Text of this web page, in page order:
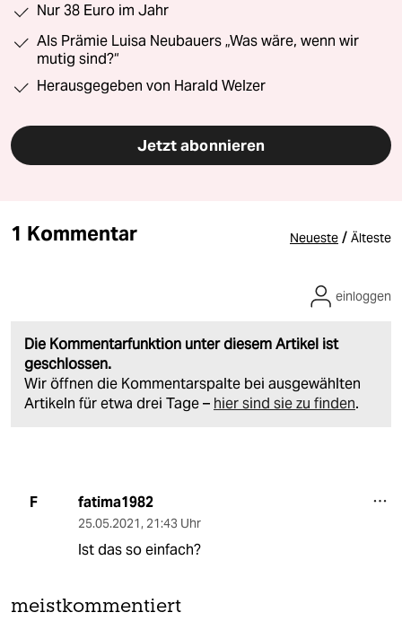
Nur 38 Euro im Jahr
Als Prämie Luisa Neubauers „Was wäre, wenn wir
mutig sind?“
Herausgegeben von Harald Welzer
Jetzt abonnieren
1 Kommentar Neueste / Älteste
Die Kommentarfunktion unter diesem Artikel ist
geschlossen.
Wir öffnen die Kommentarspalte bei ausgewählten
Artikeln für etwa drei Tage – hier sind sie zu finden.
einloggen
F fatima1982
25.05.2021, 21:43 Uhr
Ist das so einfach?
meistkommentiert